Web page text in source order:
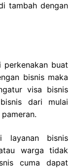
tambah dengan
buat
bisnis maka
visa bisnis
dari mulai
layanan bisnis
warga tidak
cuma dapat